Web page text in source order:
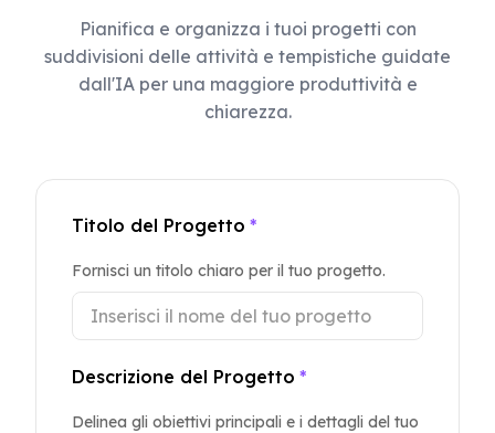
Pianifica e organizza i tuoi progetti con
suddivisioni delle attività e tempistiche guidate
dall'IA per una maggiore produttività e
chiarezza.
Titolo del Progetto *
Fornisci un titolo chiaro per il tuo progetto.
Descrizione del Progetto *
Delinea gli obiettivi principali e i dettagli del tuo